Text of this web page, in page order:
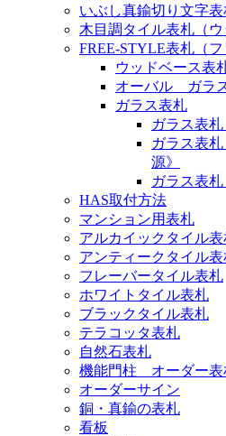
いぶし真鍮切り文字表
木目調タイル表札（ウ
FREE-STYLE表札（フ
ウッドベース表
オーバル ガラ
ガラス表札
ガラス表
ガラス表
源》
ガラス表
HAS取付方法
マンション用表札
アルカイックタイル表
アンティークタイル表
フレーバータイル表札
ホワイトタイル表札
ブラックタイル表札
テラコッタ表札
自然石表札
機能門柱 オーダー表
オーダーサイン
銅・真鍮の表札
看板